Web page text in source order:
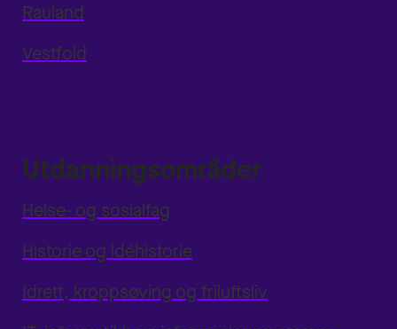
Rauland
Vestfold
Utdanningsområder
Helse- og sosialfag
Historie og idéhistorie
Idrett, kroppsøving og friluftsliv